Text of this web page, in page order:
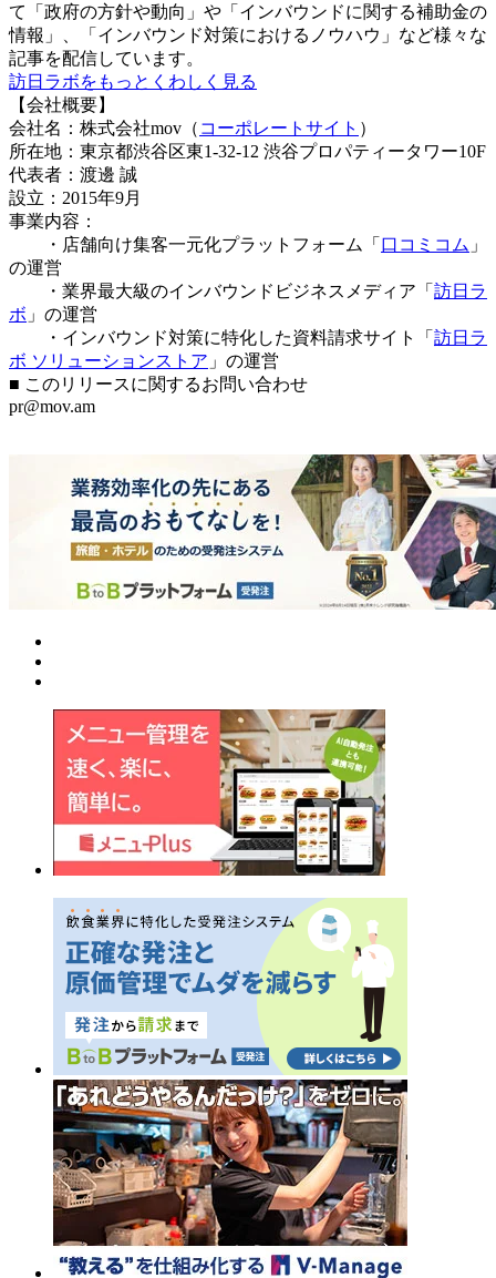
て「政府の方針や動向」や「インバウンドに関する補助金の
情報」、「インバウンド対策におけるノウハウ」など様々な
記事を配信しています。
訪日ラボをもっとくわしく見る
【会社概要】
会社名：株式会社mov（ コーポレートサイト ）
所在地：東京都渋谷区東1-32-12 渋谷プロパティータワー10F
代表者：渡邊 誠
設立：2015年9月
事業内容：
・店舗向け集客一元化プラットフォーム「 口コミコム 」
の運営
・業界最大級のインバウンドビジネスメディア「 訪日ラ
ボ 」の運営
・インバウンド対策に特化した資料請求サイト「 訪日ラ
ボ ソリューションストア 」の運営
■ このリリースに関するお問い合わせ
pr@mov.am